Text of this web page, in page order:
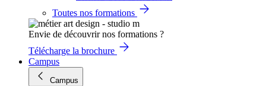
Toutes nos formations
Envie de découvrir nos formations ?
Télécharge la brochure
Campus
Campus